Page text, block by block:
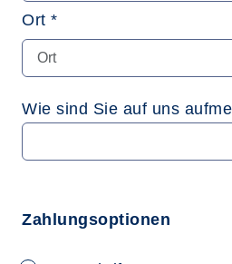
Ort *
Wie sind Sie auf uns
Zahlungsoptionen